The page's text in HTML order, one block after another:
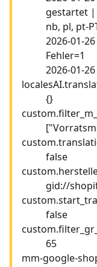
gestartet |
nb, pl, pt-
2026-01-
Fehler=1
2026-01-
{}
false
gid://
false
65
mm-google-